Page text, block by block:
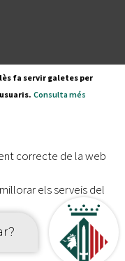
fa servir galetes per
Consulta més
correcte de la web
els serveis del